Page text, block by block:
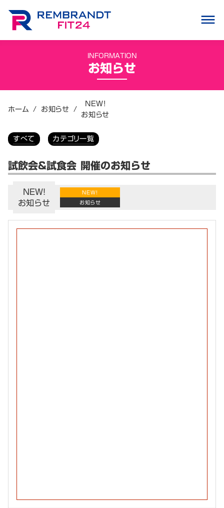
dehaze
INFORMATION
お知らせ
ホーム / お知らせ / NEW!
お知らせ
すべて
カテゴリ一覧
試飲会&試食会 開催のお知らせ
NEW!
お知らせ
NEW!
お知らせ